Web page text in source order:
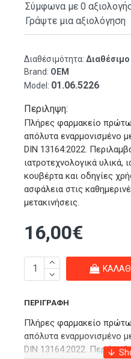
Διαθέσιμότητα: Διαθέσιμο
Brand: OEM
Model: 01.06.5226
Σύμφωνα με 0
Γράψτε μια αξιολόγηση
Περιληψη:
Πλήρες φαρμακείο
απόλυτα εναρμονισμένο
DIN 13164:2022.
ιατροτεχνολογικά υλικά,
κουβέρτα και οδηγίες
ασφάλεια στις
μετακινήσεις.
16,00€
ΠΕΡΙΓΡΑΦΉ
Πλήρες φαρμακείο
απόλυτα εναρμονισμένο
DIN 13164:2022.